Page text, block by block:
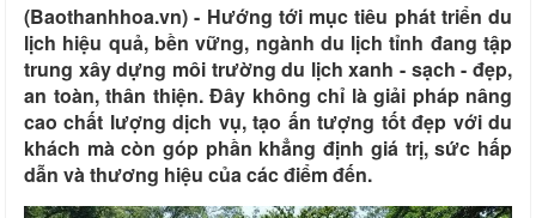
(Baothanhhoa.vn) - Hướng tới mục tiêu phát triển du
lịch hiệu quả, bền vững, ngành du lịch tỉnh đang tập
trung xây dựng môi trường du lịch xanh - sạch - đẹp,
an toàn, thân thiện. Đây không chỉ là giải pháp nâng
cao chất lượng dịch vụ, tạo ấn tượng tốt đẹp với du
khách mà còn góp phần khẳng định giá trị, sức hấp
dẫn và thương hiệu của các điểm đến.